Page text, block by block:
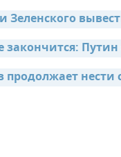
Зеленского
Путин
продолжает